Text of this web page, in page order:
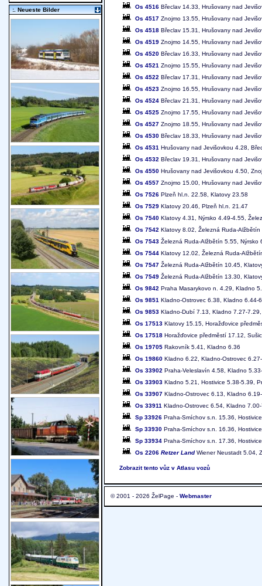
Os 4516 Břeclav 14.33, Hrušovany nad
Os 4517 Znojmo 13.55, Hrušovany nad
Os 4518 Břeclav 15.31, Hrušovany nad
Os 4519 Znojmo 14.55, Hrušovany nad
Os 4520 Břeclav 16.33, Hrušovany nad
Os 4521 Znojmo 15.55, Hrušovany nad
Os 4522 Břeclav 17.31, Hrušovany nad
Os 4523 Znojmo 16.55, Hrušovany nad
Os 4524 Břeclav 21.31, Hrušovany nad
Os 4525 Znojmo 17.55, Hrušovany nad
Os 4527 Znojmo 18.55, Hrušovany nad
Os 4530 Břeclav 18.33, Hrušovany nad
Os 4531 Hrušovany nad Jevišovkou 4.28,
Os 4532 Břeclav 19.31, Hrušovany nad
Os 4550 Hrušovany nad Jevišovkou 4.50,
Os 4557 Znojmo 15.00, Hrušovany nad
Os 7526 Plzeň hl.n. 22.58, Klatovy 23.58
Os 7529 Klatovy 20.46, Plzeň hl.n. 21.47
Os 7540 Klatovy 4.31, Nýrsko 4.49-4.55,
Os 7542 Klatovy 8.02, Železná Ruda-Alžbětín
Os 7543 Železná Ruda-Alžbětín 5.55, Nýrsko
Os 7544 Klatovy 12.02, Železná Ruda-
Os 7547 Železná Ruda-Alžbětín 10.45,
Os 7549 Železná Ruda-Alžbětín 13.30,
Os 9842 Praha Masarykovo n. 4.29, Kladno
Os 9851 Kladno-Ostrovec 6.38, Kladno 6.44-
Os 9853 Kladno-Dubí 7.13, Kladno 7.27-
Os 17513 Klatovy 15.15, Horažďovice
Os 17518 Horažďovice předměstí 17.12,
Os 19705 Rakovník 5.41, Kladno 6.36
Os 19860 Kladno 6.22, Kladno-Ostrovec
Os 33902 Praha-Veleslavín 4.58, Kladno
Os 33903 Kladno 5.21, Hostivice 5.38-5.39,
Os 33907 Kladno-Ostrovec 6.13, Kladno
Os 33911 Kladno-Ostrovec 6.54, Kladno
Sp 33926 Praha-Smíchov s.n. 15.36,
Sp 33930 Praha-Smíchov s.n. 16.36,
Sp 33934 Praha-Smíchov s.n. 17.36,
Os 2206 Retzer LandWiener Neustadt 5.04,
Zobrazit tento vůz v Atlasu vozů
© 2001 - 2026 ŽelPage - Webmaster
:. Neueste Bilder